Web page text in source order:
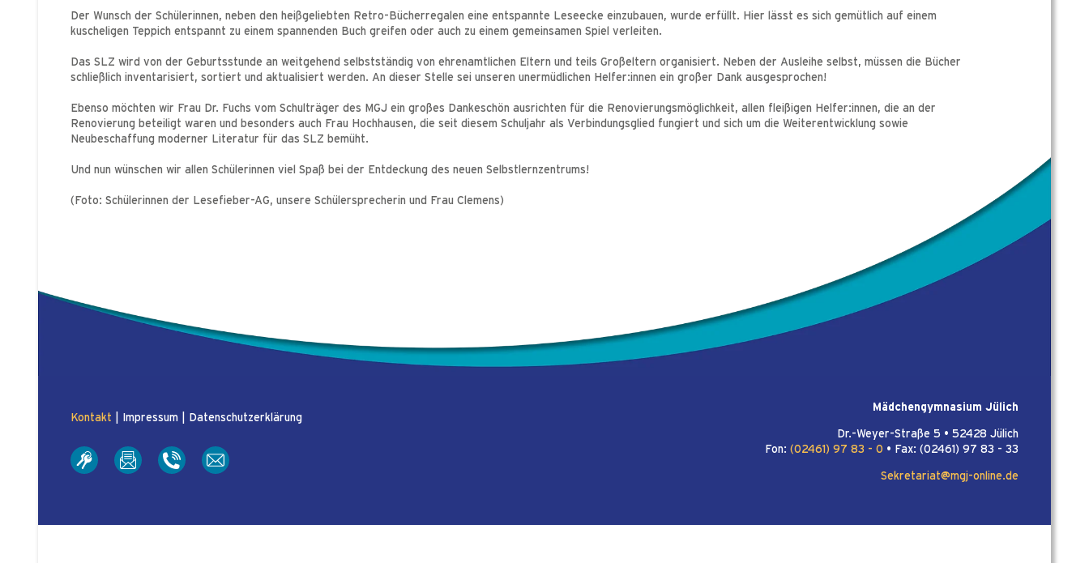
Der Wunsch der Schülerinnen, neben den heißgeliebten Retro-Bücherregalen eine entspannte Leseecke einzubauen, wurde erfüllt. Hier lässt es sich gemütlich auf einem
kuscheligen Teppich entspannt zu einem spannenden Buch greifen oder auch zu einem gemeinsamen Spiel verleiten.
Das SLZ wird von der Geburtsstunde an weitgehend selbstständig von ehrenamtlichen Eltern und teils Großeltern organisiert. Neben der Ausleihe selbst, müssen die Bücher
schließlich inventarisiert, sortiert und aktualisiert werden. An dieser Stelle sei unseren unermüdlichen Helfer:innen ein großer Dank ausgesprochen!
Ebenso möchten wir Frau Dr. Fuchs vom Schulträger des MGJ ein großes Dankeschön ausrichten für die Renovierungsmöglichkeit, allen fleißigen Helfer:innen, die an der
Renovierung beteiligt waren und besonders auch Frau Hochhausen, die seit diesem Schuljahr als Verbindungsglied fungiert und sich um die Weiterentwicklung sowie
Neubeschaffung moderner Literatur für das SLZ bemüht.
Und nun wünschen wir allen Schülerinnen viel Spaß bei der Entdeckung des neuen Selbstlernzentrums!
(Foto: Schülerinnen der Lesefieber-AG, unsere Schülersprecherin und Frau Clemens)
Kontakt Impressum Datenschutzerklärung
Mädchengymnasium Jülich
Dr.-Weyer-Straße 5 • 52428 Jülich
Fon: (02461) 97 83 - 0 • Fax: (02461) 97 83 - 33
Sekretariat@mgj-online.de